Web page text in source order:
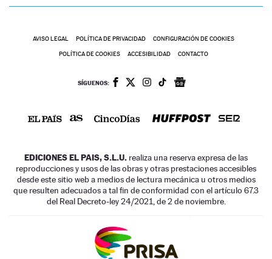
AVISO LEGAL POLÍTICA DE PRIVACIDAD CONFIGURACIÓN DE COOKIES
POLÍTICA DE COOKIES ACCESIBILIDAD CONTACTO
SÍGUENOS:
EDICIONES EL PAIS, S.L.U. realiza una reserva expresa de las
reproducciones y usos de las obras y otras prestaciones accesibles
desde este sitio web a medios de lectura mecánica u otros medios
que resulten adecuados a tal fin de conformidad con el artículo 67.3
del Real Decreto-ley 24/2021, de 2 de noviembre.